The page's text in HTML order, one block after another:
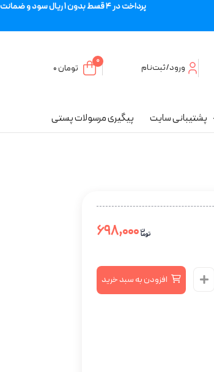
پرداخت در 4 قسط بدون 1 ریال سود و ضمانت
ورود/ثبت‌نام
0
تومان
پشتیبانی سایت پیگیری مرسولات پستی
افزودن به سبد خرید